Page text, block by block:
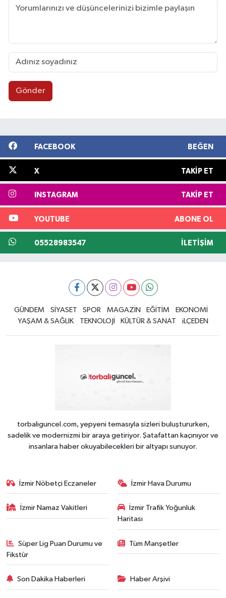
Gönder
FACEBOOK BEĞEN
X TAKIP ET
INSTAGRAM TAKIP ET
YOUTUBE ABONE OL
05528983547 İLETIŞIM
GÜNDEM SİYASET SPOR MAGAZİN EĞİTİM
EKONOMİ
YAŞAM & SAĞLIK
TEKNOLOJİ KÜLTÜR & SANAT iLÇEDEN
torbaliguncel.com, yepyeni temasıyla sizleri buluştururken,
sadelik ve modernizmi bir araya getiriyor. Şatafattan kaçınıyor ve
insanlara haber okuyabilecekleri bir altyapı sunuyor.
İzmir Nöbetçi Eczaneler İzmir Hava Durumu
İzmir Namaz Vakitleri
İzmir Trafik Yoğunluk
Haritası
Süper Lig Puan Durumu ve
Fikstür
Tüm Manşetler
Son Dakika Haberleri Haber Arşivi